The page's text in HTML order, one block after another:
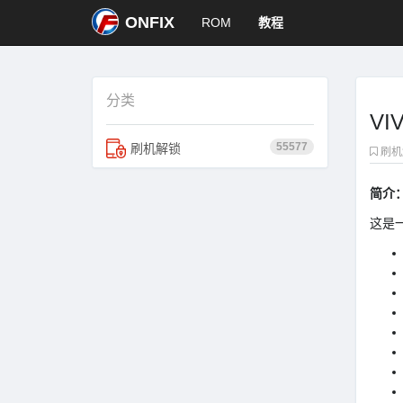
ONFIX ROM 教程
分类
55577
刷机解锁 刷
简介
这是